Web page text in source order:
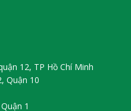
12, TP Hồ Chí Minh
Quận 10
1